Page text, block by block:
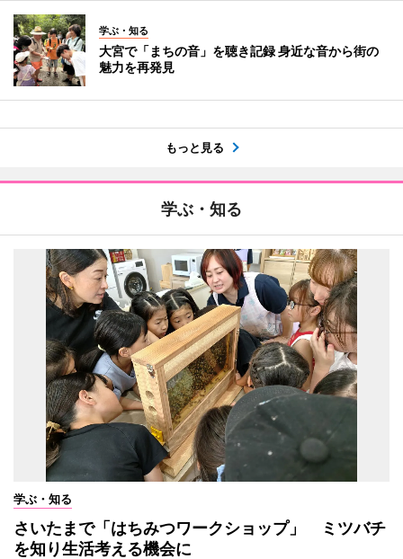
学ぶ・知る
大宮で「まちの音」を聴き記録 身近な音から街の
魅力を再発見
もっと見る
学ぶ・知る
学ぶ・知る
さいたまで「はちみつワークショップ」 ミツバチ
を知り生活考える機会に